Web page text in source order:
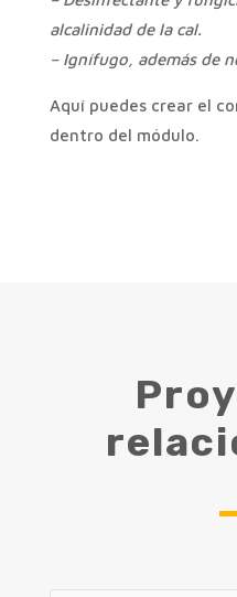
alcalinidad de la cal.
– Ignífugo, además de
Aquí puedes crear el
dentro del módulo.